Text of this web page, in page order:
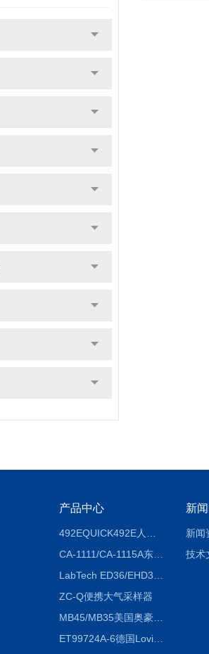
产品中心
CA-1111/CA-1115A东京理化EYELA CA-1111/CA-1115A冷却水循环装置
ZC-Q便携大气采样器
MB45/MB35美国奥豪斯OHAUS MB45/MB35卤素红外水分测定仪
ET99724A-6德国Lovibond ET99724A-6微电脑BOD测定仪
新
新闻
技术